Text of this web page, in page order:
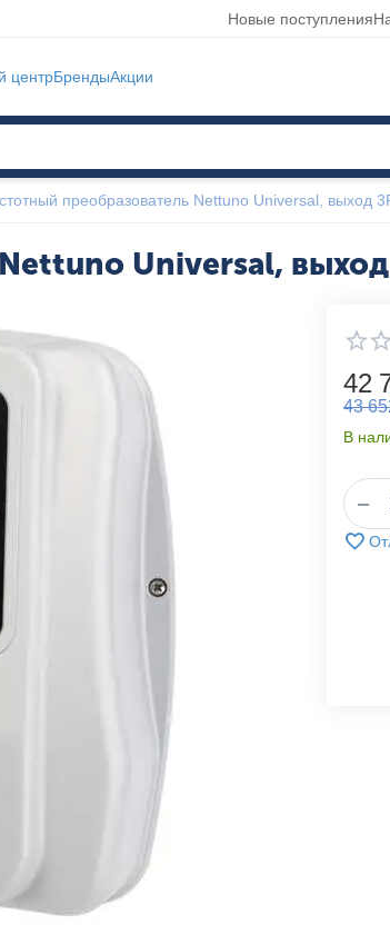
Новые поступления
центрБрендыАкции
преобразователь Nettuno Universal, выход
Universal, выход
42
43
В
−